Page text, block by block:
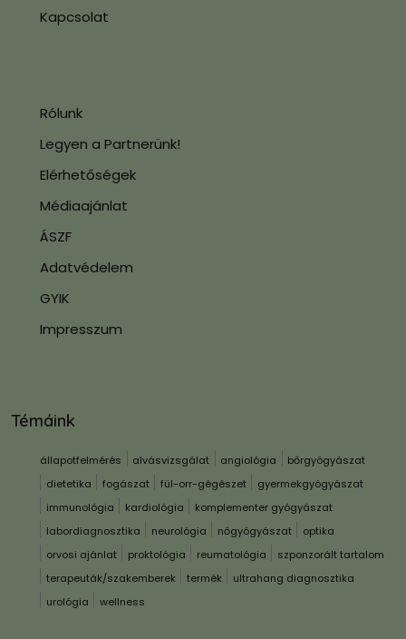
Kapcsolat
Rólunk
Legyen a Partnerünk!
Elérhetőségek
Médiaajánlat
ÁSZF
Adatvédelem
GYIK
Impresszum
Témáink
állapotfelmérés alvásvizsgálat angiológia
bőrgyógyászat
dietetika
fogászat fül-orr-gégészet
gyermekgyógyászat
immunológia
kardiológia
komplementer gyógyászat
labordiagnosztika
neurológia nőgyógyászat
optika
orvosi ajánlat
proktológia reumatológia
szponzorált tartalom
terapeuták/szakemberek
termék
ultrahang diagnosztika
urológia
wellness